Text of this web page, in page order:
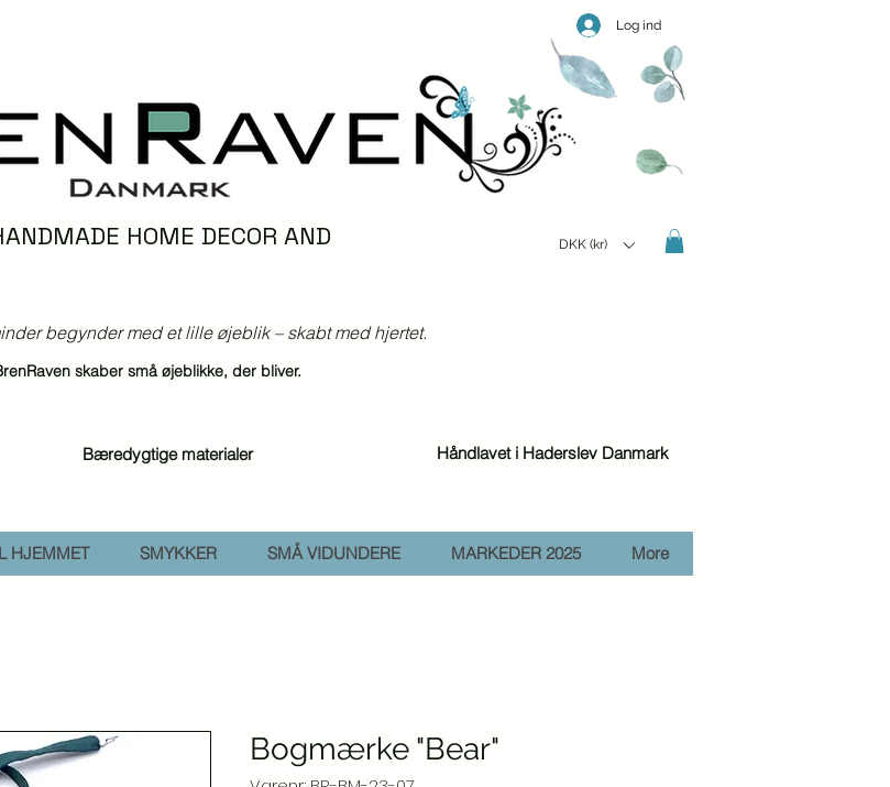
Log ind
HOME DECOR AND
DKK (kr)
begynder med et lille øjeblik – skabt med hjertet.
skaber små øjeblikke, der bliver.
Bæredygtige materialer Håndlavet i Haderslev Danmark
HJEMMET SMYKKER SMÅ VIDUNDERE MARKEDER 2025 More
Bogmærke "Bear"